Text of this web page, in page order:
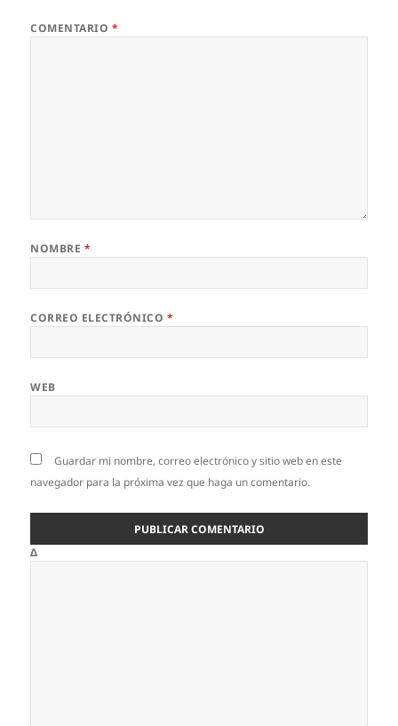
COMENTARIO *
NOMBRE *
CORREO ELECTRÓNICO *
WEB
Guardar mi nombre, correo electrónico y sitio web en este
navegador para la próxima vez que haga un comentario.
Δ